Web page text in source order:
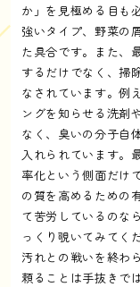
か」を見極める目も
強いタイプ、野菜の
た具合です。また、
するだけでなく、掃
なされています。例
ングを知らせる洗剤
なく、臭いの分子自
入れられています。
率化という側面だけ
の質を高めるための
て苦労しているのな
っくり覗いてみてく
汚れとの戦いを終わ
頼ることは手抜きで